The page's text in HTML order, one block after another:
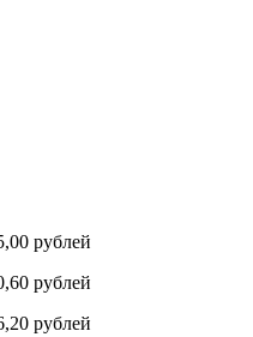
рублей
рублей
рублей